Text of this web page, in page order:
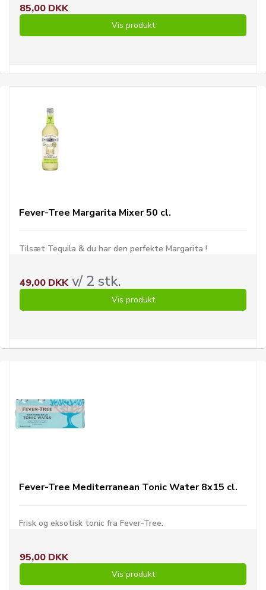
85,00 DKK
Vis produkt
Fever-Tree Margarita Mixer 50 cl.
Tilsæt Tequila & du har den perfekte Margarita !
49,00 DKKv/ 2 stk.
Vis produkt
Fever-Tree Mediterranean Tonic Water 8x15 cl.
Frisk og eksotisk tonic fra Fever-Tree.
95,00 DKK
Vis produkt